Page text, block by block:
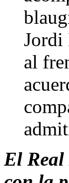
Jordi
al
El